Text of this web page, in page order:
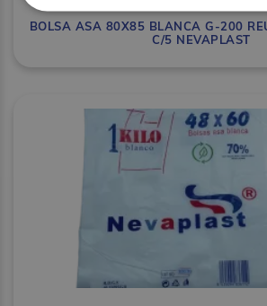
BOLSA ASA 80X85 BLANCA G-200
C/5 NEVAPLAST